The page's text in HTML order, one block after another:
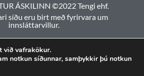
ÁSKILINN ©2022 Tengi ehf.
síðu eru birt með fyrirvara um
innsláttarvillur.
við vafrakökur.
notkun síðunnar, samþykkir þú notkun